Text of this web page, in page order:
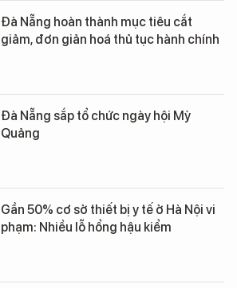
Đà Nẵng hoàn thành mục tiêu cắt
giảm, đơn giản hoá thủ tục hành chính
Đà Nẵng sắp tổ chức ngày hội Mỳ
Quảng
Gần 50% cơ sở thiết bị y tế ở Hà Nội vi
phạm: Nhiều lỗ hổng hậu kiểm